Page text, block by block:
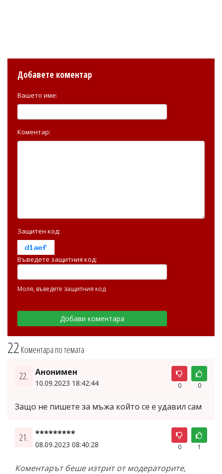
22 Коментара по темата
22. Анонимен
10.09.2023 18:42:44 0 0
Защо не пишете за мъжа който се е удавил сам
21. *********
08.09.2023 08:40:28 0 1
Коментарът беше изтрит от модераторите,
Добавете коментар
Вашето име:
Коментар:
Защитен код:
Въведете защитния код:
Моля, въведете защитния код